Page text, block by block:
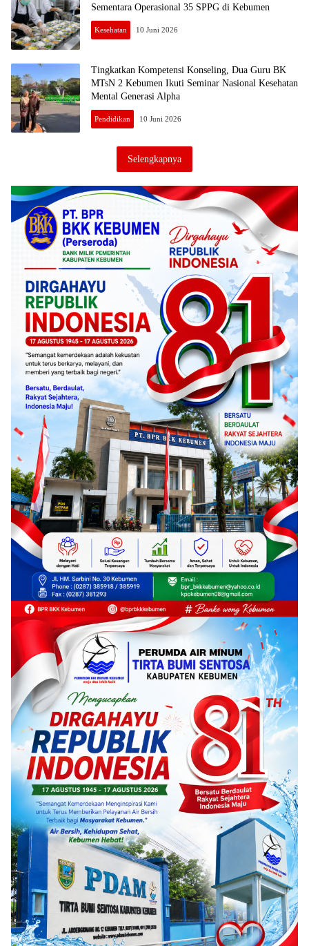
Sementara Operasional 35 SPPG di Kebumen
Kesehatan 10 Juni 2026
Tingkatkan Kompetensi Konseling, Dua Guru BK
MTsN 2 Kebumen Ikuti Seminar Nasional Kesehatan
Mental Generasi Alpha
Pendidikan 10 Juni 2026
Selengkapnya